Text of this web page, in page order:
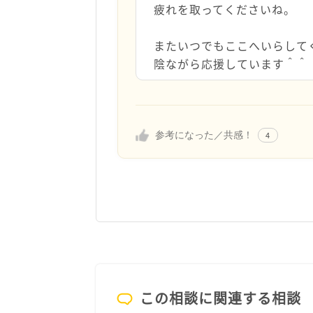
参考になった／共感！ 4
疲れを取ってくださいね。
またいつでもここへいらして
陰ながら応援しています＾＾
この相談に関連する相談